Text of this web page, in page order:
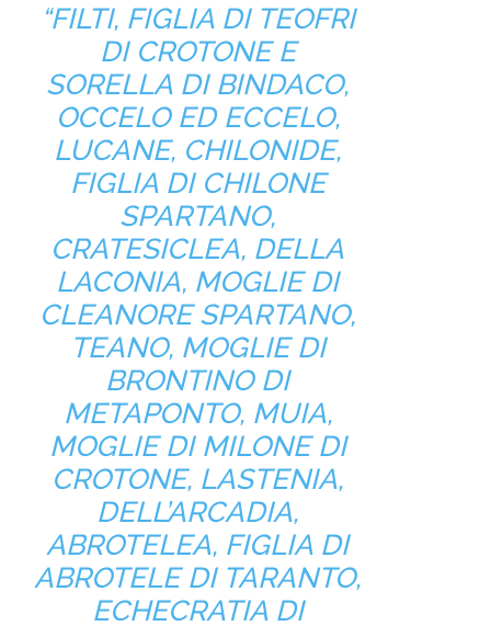
“FILTI, FIGLIA DI TEOFRI
DI CROTONE E
SORELLA DI BINDACO,
OCCELO ED ECCELO,
LUCANE, CHILONIDE,
FIGLIA DI CHILONE
SPARTANO,
CRATESICLEA, DELLA
LACONIA, MOGLIE DI
CLEANORE SPARTANO,
TEANO, MOGLIE DI
BRONTINO DI
METAPONTO, MUIA,
MOGLIE DI MILONE DI
CROTONE, LASTENIA,
DELL’ARCADIA,
ABROTELEA, FIGLIA DI
ABROTELE DI TARANTO,
ECHECRATIA DI